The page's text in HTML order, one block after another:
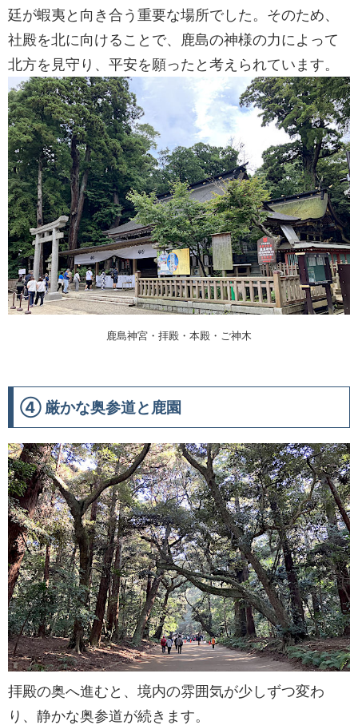
廷が蝦夷と向き合う重要な場所でした。そのため、
社殿を北に向けることで、鹿島の神様の力によって
北方を見守り、平安を願ったと考えられています。
鹿島神宮・拝殿・本殿・ご神木
④ 厳かな奥参道と鹿園
拝殿の奥へ進むと、境内の雰囲気が少しずつ変わ
り、静かな奥参道が続きます。